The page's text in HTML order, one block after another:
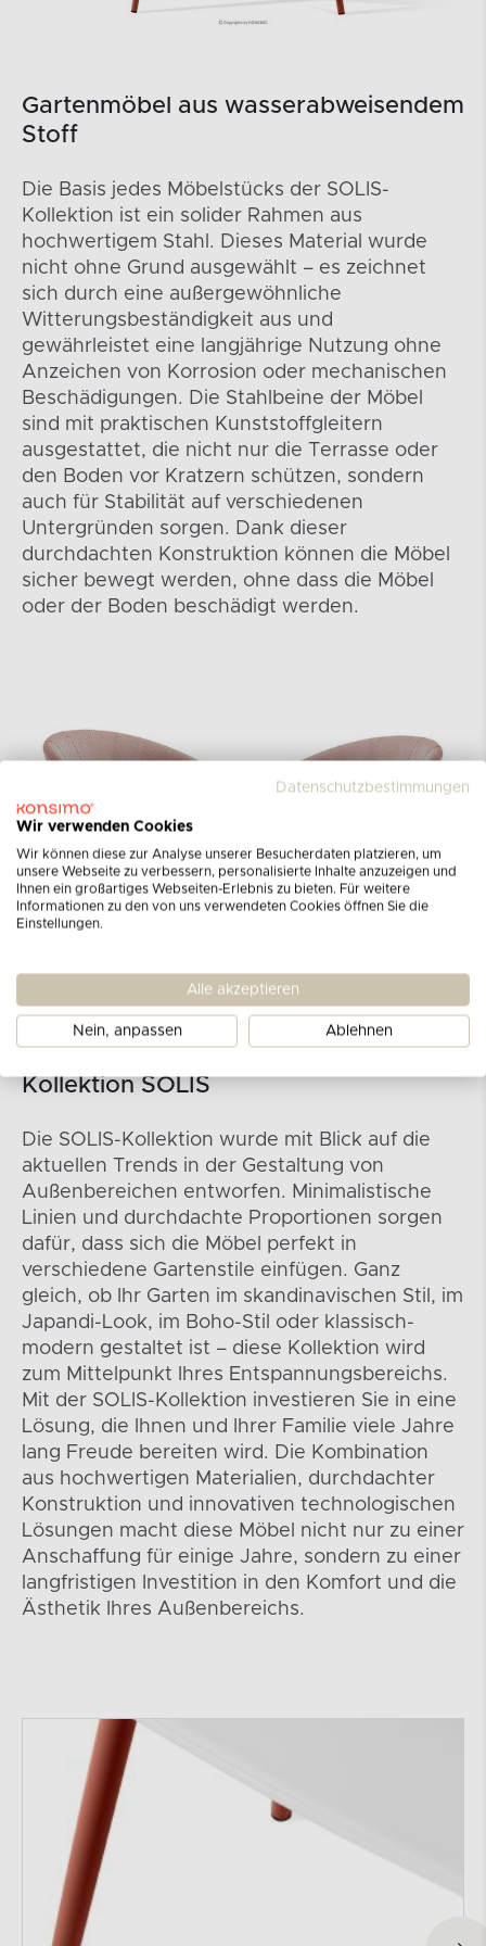
Gartenmöbel aus wasserabweisendem
Stoff
Die Basis jedes Möbelstücks der SOLIS-
Kollektion ist ein solider Rahmen aus
hochwertigem Stahl. Dieses Material wurde
nicht ohne Grund ausgewählt – es zeichnet
sich durch eine außergewöhnliche
Witterungsbeständigkeit aus und
gewährleistet eine langjährige Nutzung ohne
Anzeichen von Korrosion oder mechanischen
Beschädigungen. Die Stahlbeine der Möbel
sind mit praktischen Kunststoffgleitern
ausgestattet, die nicht nur die Terrasse oder
den Boden vor Kratzern schützen, sondern
auch für Stabilität auf verschiedenen
Untergründen sorgen. Dank dieser
durchdachten Konstruktion können die Möbel
sicher bewegt werden, ohne dass die Möbel
oder der Boden beschädigt werden.
Kollektion SOLIS
Die SOLIS-Kollektion wurde mit Blick auf die
aktuellen Trends in der Gestaltung von
Außenbereichen entworfen. Minimalistische
Linien und durchdachte Proportionen sorgen
dafür, dass sich die Möbel perfekt in
verschiedene Gartenstile einfügen. Ganz
gleich, ob Ihr Garten im skandinavischen Stil, im
Japandi-Look, im Boho-Stil oder klassisch-
modern gestaltet ist – diese Kollektion wird
zum Mittelpunkt Ihres Entspannungsbereichs.
Mit der SOLIS-Kollektion investieren Sie in eine
Lösung, die Ihnen und Ihrer Familie viele Jahre
lang Freude bereiten wird. Die Kombination
aus hochwertigen Materialien, durchdachter
Konstruktion und innovativen technologischen
Lösungen macht diese Möbel nicht nur zu einer
Anschaffung für einige Jahre, sondern zu einer
langfristigen Investition in den Komfort und die
Ästhetik Ihres Außenbereichs.
Datenschutzbestimmungen
Wir verwenden Cookies
Wir können diese zur Analyse unserer Besucherdaten platzieren, um
unsere Webseite zu verbessern, personalisierte Inhalte anzuzeigen und
Ihnen ein großartiges Webseiten-Erlebnis zu bieten. Für weitere
Informationen zu den von uns verwendeten Cookies öffnen Sie die
Einstellungen.
Alle akzeptieren
Nein, anpassen Ablehnen